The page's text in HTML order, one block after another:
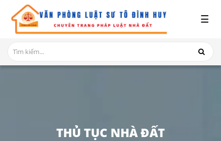
GIỚI
THIỆU
DỊCH
☰
THỦ TỤC NHÀ ĐẤT